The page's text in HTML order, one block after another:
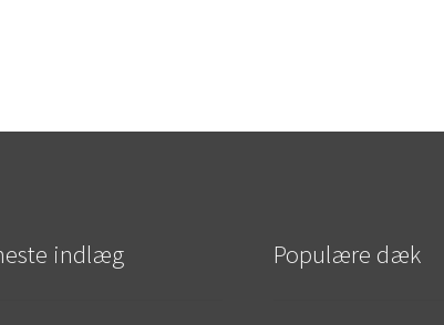
indlæg Populære dæk